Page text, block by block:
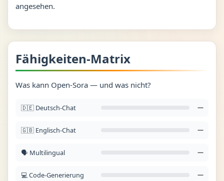
angesehen.
Fähigkeiten-Matrix
Was kann Open-Sora — und was nicht?
🇩🇪 Deutsch-Chat —
🇬🇧 Englisch-Chat —
🗣️ Multilingual —
💻 Code-Generierung —